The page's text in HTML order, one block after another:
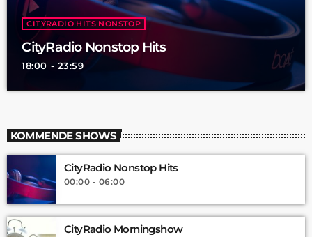
CITYRADIO HITS NONSTOP
CityRadio Nonstop Hits
18:00 - 23:59
KOMMENDE SHOWS
CityRadio Nonstop Hits
00:00 - 06:00
CityRadio Morningshow